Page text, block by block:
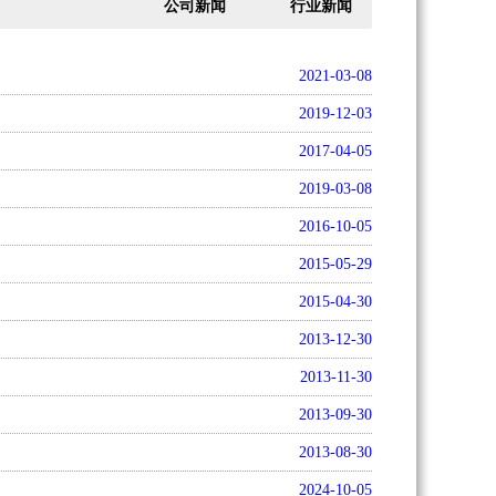
公司新闻 行业新闻
2021-03-08
2019-12-03
2017-04-05
2019-03-08
2016-10-05
2015-05-29
2015-04-30
2013-12-30
2013-11-30
2013-09-30
2013-08-30
2024-10-05